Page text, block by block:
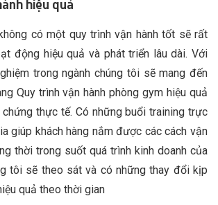
hiệu quả
có một quy trình vận hành tốt sẽ rất
động hiệu quả và phát triển lâu dài. Với
trong ngành chúng tôi sẽ mang đến
Quy trình vận hành phòng gym hiệu quả
thực tế. Có những buổi training trực
giúp khách hàng nắm được các cách vận
thời trong suốt quá trình kinh doanh của
tôi sẽ theo sát và có những thay đổi kịp
quả theo thời gian